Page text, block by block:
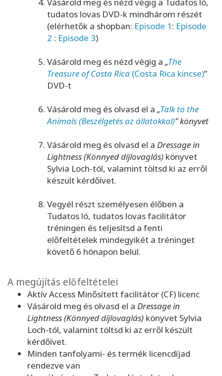
Vásárold meg és nézd végig a Tudatos ló,
tudatos lovas DVD-k mindhárom részét
(elérhetők a shopban: Episode 1: Episode
2 : Episode 3)
Vásárold meg és nézd végig a „The
Treasure of Costa Rica (Costa Rica kincse)”
DVD-t
Vásárold meg és olvasd el a „Talk to the
Animals (Beszélgetés az állatokkal)” könyvet
Vásárold meg és olvasd el a Dressage in
Lightness (Könnyed díjlovaglás) könyvet
Sylvia Loch-tól, valamint töltsd ki az erről
készült kérdőívet.
Vegyél részt személyesen élőben a
Tudatos ló, tudatos lovas facilitátor
tréningen és teljesítsd a fenti
előfeltételek mindegyikét a tréninget
követő 6 hónapon belül.
A megújítás előfeltételei
Aktív Access Minősített facilitátor (CF) licenc
Vásárold meg és olvasd el a Dressage in
Lightness (Könnyed díjlovaglás) könyvet Sylvia
Loch-tól, valamint töltsd ki az erről készült
kérdőívet.
Minden tanfolyami- és termék licencdíjad
rendezve van